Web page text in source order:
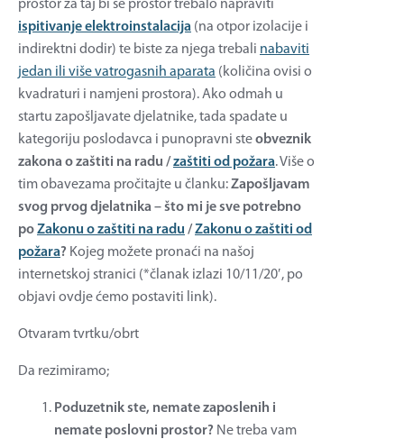
prostor za taj bi se prostor trebalo napraviti
ispitivanje elektroinstalacija (na otpor izolacije i
indirektni dodir) te biste za njega trebali nabaviti
jedan ili više vatrogasnih aparata (količina ovisi o
kvadraturi i namjeni prostora). Ako odmah u
startu zapošljavate djelatnike, tada spadate u
kategoriju poslodavca i punopravni steobveznik
zakona o zaštiti na radu /zaštiti od požara. Više o
tim obavezama pročitajte u članku:Zapošljavam
svog prvog djelatnika – što mi je sve potrebno
poZakonu o zaštiti na radu /Zakonu o zaštiti od
požara? Kojeg možete pronaći na našoj
internetskoj stranici (*članak izlazi 10/11/20′, po
objavi ovdje ćemo postaviti link).
Otvaram tvrtku/obrt
Da rezimiramo;
Poduzetnik ste, nemate zaposlenih i
nemate poslovni prostor? Ne treba vam